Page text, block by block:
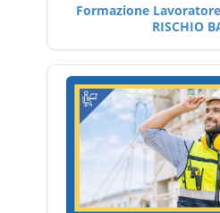
Formazione
RISCHIO